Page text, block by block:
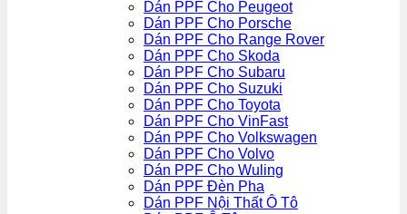
Dán PPF Cho Peugeot
Dán PPF Cho Porsche
Dán PPF Cho Range Rover
Dán PPF Cho Skoda
Dán PPF Cho Subaru
Dán PPF Cho Suzuki
Dán PPF Cho Toyota
Dán PPF Cho VinFast
Dán PPF Cho Volkswagen
Dán PPF Cho Volvo
Dán PPF Cho Wuling
Dán PPF Đèn Pha
Dán PPF Nội Thất Ô Tô